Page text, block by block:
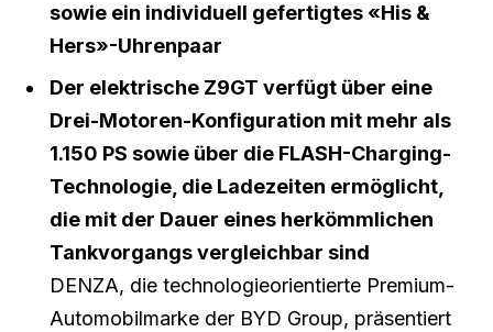
sowie ein individuell gefertigtes «His &
Hers»-Uhrenpaar
Der elektrische Z9GT verfügt über eine
Drei-Motoren-Konfiguration mit mehr als
1.150 PS sowie über die FLASH-Charging-
Technologie, die Ladezeiten ermöglicht,
die mit der Dauer eines herkömmlichen
Tankvorgangs vergleichbar sind
DENZA, die technologieorientierte Premium-
Automobilmarke der BYD Group, präsentiert